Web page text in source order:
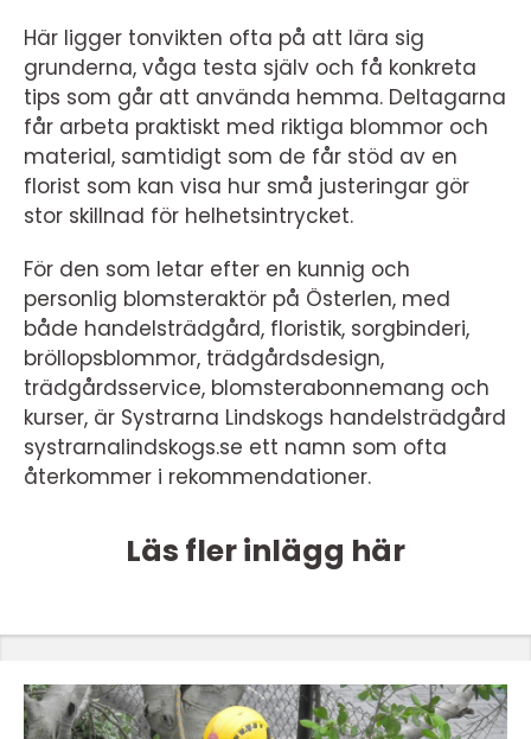
Här ligger tonvikten ofta på att lära sig
grunderna, våga testa själv och få konkreta
tips som går att använda hemma. Deltagarna
får arbeta praktiskt med riktiga blommor och
material, samtidigt som de får stöd av en
florist som kan visa hur små justeringar gör
stor skillnad för helhetsintrycket.
För den som letar efter en kunnig och
personlig blomsteraktör på Österlen, med
både handelsträdgård, floristik, sorgbinderi,
bröllopsblommor, trädgårdsdesign,
trädgårdsservice, blomsterabonnemang och
kurser, är Systrarna Lindskogs handelsträdgård
systrarnalindskogs.se ett namn som ofta
återkommer i rekommendationer.
Läs fler inlägg här